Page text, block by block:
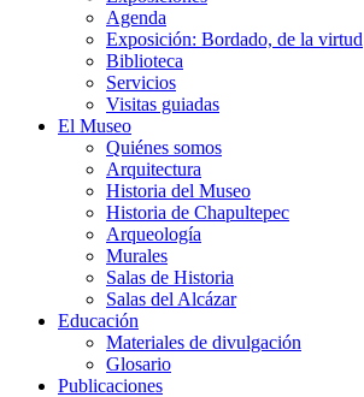
Agenda
Exposición: Bordado, de la virtud
Biblioteca
Servicios
Visitas guiadas
El Museo
Quiénes somos
Arquitectura
Historia del Museo
Historia de Chapultepec
Arqueología
Murales
Salas de Historia
Salas del Alcázar
Educación
Materiales de divulgación
Glosario
Publicaciones